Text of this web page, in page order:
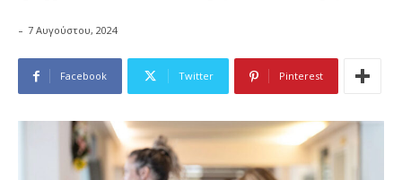
- 7 Αυγούστου, 2024
Facebook Twitter Pinterest